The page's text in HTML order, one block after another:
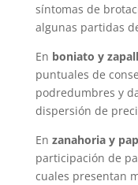
síntomas de
algunas partidas
En boniato y
puntuales de
podredumbres y
dispersión de
En zanahoria y
participación de
cuales presentan